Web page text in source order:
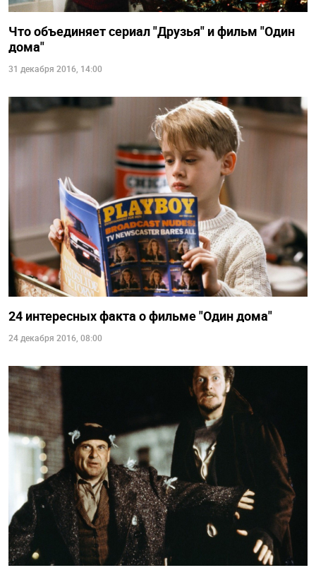
Что объединяет сериал "Друзья" и фильм "Один
дома"
31 декабря 2016, 14:00
24 интересных факта о фильме "Один дома"
24 декабря 2016, 08:00